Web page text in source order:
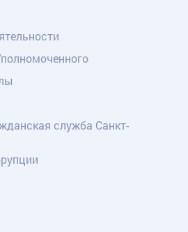
служба Санкт-